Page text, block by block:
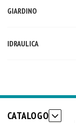
GIARDINO
IDRAULICA
CATALOGO